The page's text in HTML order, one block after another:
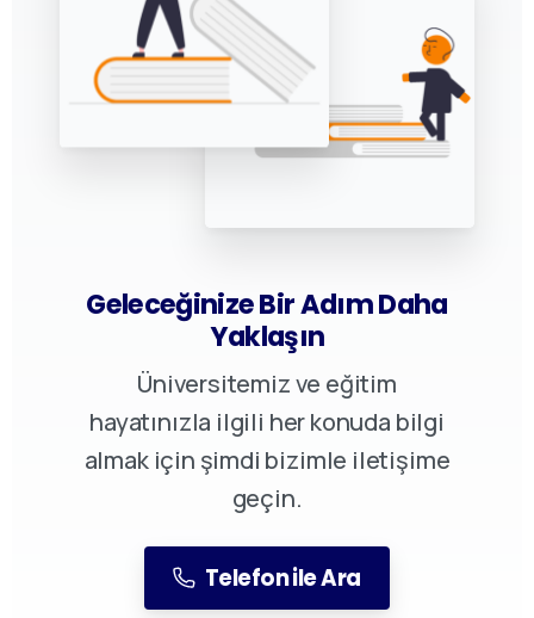
Geleceğinize Bir Adım Daha
Yaklaşın
Üniversitemiz ve eğitim
hayatınızla ilgili her konuda bilgi
almak için şimdi bizimle iletişime
geçin.
Telefon ile Ara